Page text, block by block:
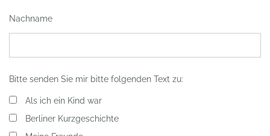
Nachname
Bitte senden Sie mir bitte folgenden Text zu:
Als ich ein Kind war
Berliner Kurzgeschichte